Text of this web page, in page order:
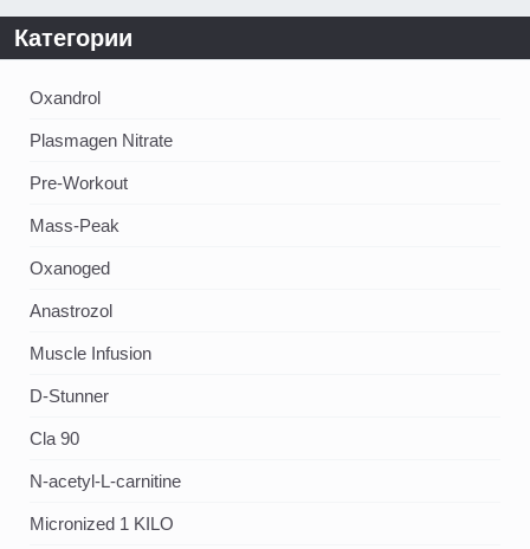
Категории
Oxandrol
Plasmagen Nitrate
Pre-Workout
Mass-Peak
Oxanoged
Аnastrozol
Muscle Infusion
D-Stunner
Cla 90
N-acetyl-L-carnitine
Micronized 1 KILO